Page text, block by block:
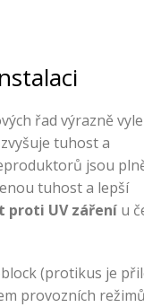
řad výrazně
tuhost a
jsou
tuhost a lepší
proti UV záření u
(protikus je
provozních režimů